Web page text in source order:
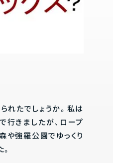
れたでしょうか。私は
きましたが、ロープ
や強羅公園でゆっくり